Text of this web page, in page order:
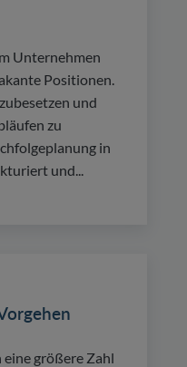
Unternehmen
Positionen.
und
zu
in
und...
eine größere Zahl